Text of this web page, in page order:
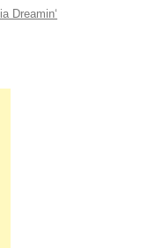
Dreamin‘